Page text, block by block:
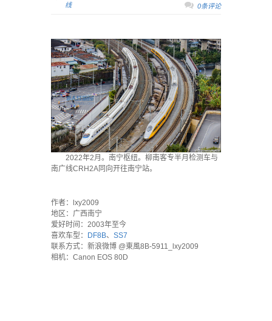
线
0条评论
2022年2月。南宁枢纽。柳南客专半月检测车与
南广线CRH2A同向开往南宁站。
作者：lxy2009
地区：广西南宁
爱好时间：2003年至今
喜欢车型：
DF8B、 SS7
联系方式：新浪微博 @東風8B-5911_lxy2009
相机：Canon EOS 80D